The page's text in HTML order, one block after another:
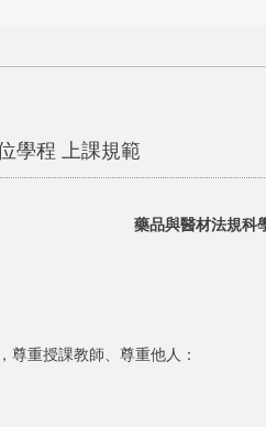
學程 上課規範
藥品與醫材法規科
尊重授課教師、尊重他人：